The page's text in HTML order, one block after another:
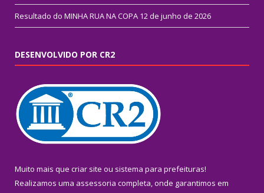
Resultado do MINHA RUA NA COPA 12 de junho de 2026
DESENVOLVIDO POR CR2
Muito mais que criar site ou sistema para prefeituras!
Realizamos uma assessoria completa, onde garantimos em